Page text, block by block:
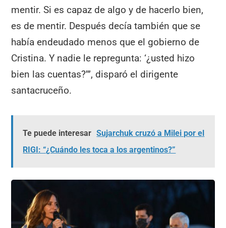
mentir. Si es capaz de algo y de hacerlo bien,
es de mentir. Después decía también que se
había endeudado menos que el gobierno de
Cristina. Y nadie le repregunta: ‘¿usted hizo
bien las cuentas?’”, disparó el dirigente
santacruceño.
Te puede interesar Sujarchuk cruzó a Milei por el
RIGI: “¿Cuándo les toca a los argentinos?”